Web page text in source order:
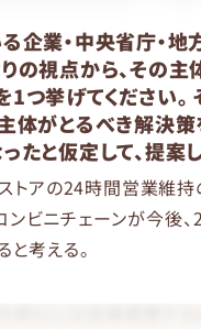
企業・中央省庁・
の視点から、その
つ挙げてください
体がとるべき解決
たと仮定して、提案
トアの24時間営業維持
ンビニチェーンが今後
考える。